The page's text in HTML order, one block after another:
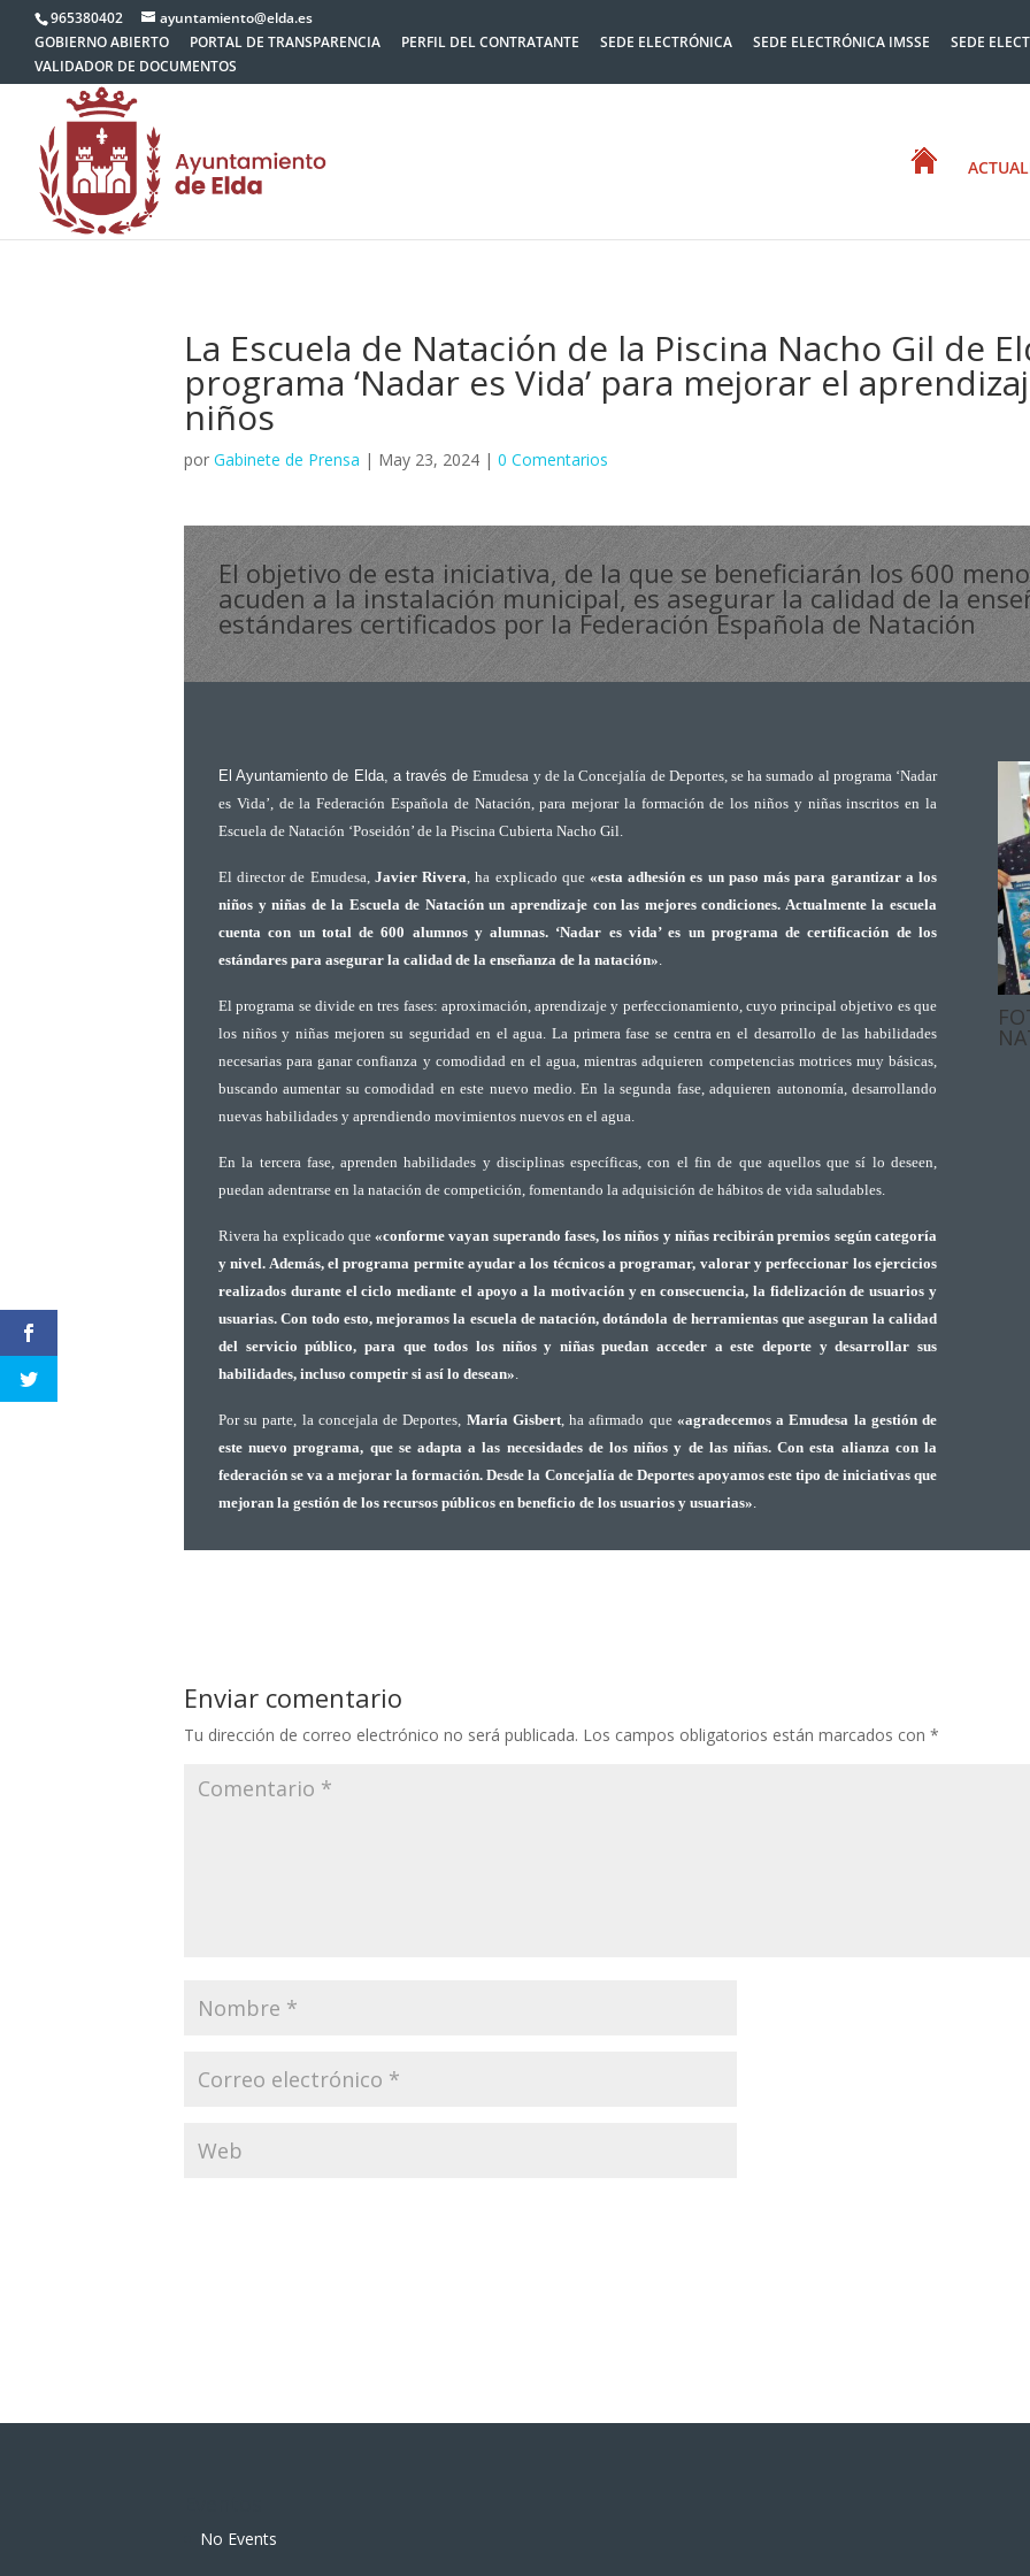
965380402
ayuntamiento@elda.es
GOBIERNO ABIERTO
PORTAL DE TRANSPARENCIA PERFIL DEL CONTRATANTE SEDE ELECTRÓNICA SEDE ELECTRÓNICA IMSSE SEDE
VALIDADOR DE DOCUMENTOS
La Escuela de Natación de la Piscina Nacho Gil de
programa ‘Nadar es Vida’ para mejorar el
niños
por Gabinete de Prensa | May 23, 2024 | 0 Comentarios
El objetivo de esta iniciativa, de la que se beneficiarán los 600
acuden a la instalación municipal, es asegurar la calidad de la
estándares certificados por la Federación Española de Natación
El Ayuntamiento de Elda, a través deEmudesa y de la Concejalía de Deportes, se ha sumado al programa ‘Nadar
es Vida’, de la Federación Española de Natación, para mejorar la formación de los niños y niñas inscritos en la
Escuela de Natación ‘Poseidón’ de la Piscina Cubierta Nacho Gil.
El director de Emudesa, Javier Rivera, ha explicado que«esta adhesión es un paso más para garantizar a los
niños y niñas de la Escuela de Natación un aprendizaje con las mejores condiciones. Actualmente la escuela
cuenta con un total de 600 alumnos y alumnas. ‘Nadar es vida’ es un programa de certificación de los
estándares para asegurar la calidad de la enseñanza de la natación».
El programa se divide en tres fases: aproximación, aprendizaje y perfeccionamiento, cuyo principal objetivo es que
los niños y niñas mejoren su seguridad en el agua. La primera fase se centra en el desarrollo de las habilidades
necesarias para ganar confianza y comodidad en el agua, mientras adquieren competencias motrices muy básicas,
buscando aumentar su comodidad en este nuevo medio. En la segunda fase, adquieren autonomía, desarrollando
nuevas habilidades y aprendiendo movimientos nuevos en el agua.
En la tercera fase, aprenden habilidades y disciplinas específicas, con el fin de que aquellos que sí lo deseen,
puedan adentrarse en la natación de competición, fomentando la adquisición de hábitos de vida saludables.
Rivera ha explicado que«conforme vayan superando fases, los niños y niñas recibirán premios según categoría
y nivel. Además, el programa permite ayudar a los técnicos a programar, valorar y perfeccionar los ejercicios
realizados durante el ciclo mediante el apoyo a la motivación y en consecuencia, la fidelización de usuarios y
usuarias. Con todo esto, mejoramos la escuela de natación, dotándola de herramientas que aseguran la calidad
del servicio público, para que todos los niños y niñas puedan acceder a este deporte y desarrollar sus
habilidades, incluso competir si así lo desean».
Por su parte, la concejala de Deportes, María Gisbert, ha afirmado que «agradecemos a Emudesa la gestión de
este nuevo programa, que se adapta a las necesidades de los niños y de las niñas. Con esta alianza con la
federación se va a mejorar la formación. Desde la Concejalía de Deportes apoyamos este tipo de iniciativas que
mejoran la gestión de los recursos públicos en beneficio de los usuarios y usuarias».
Enviar comentario
Tu dirección de correo electrónico no será publicada. Los campos obligatorios están marcados con *
No Events